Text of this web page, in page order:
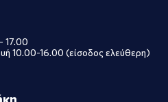
17.00
10.00-16.00 (είσοδος ελεύθερη)